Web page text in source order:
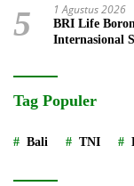
5 1 Agustus 2026
BRI Life
Internasional
Tag Populer
Bali TNI